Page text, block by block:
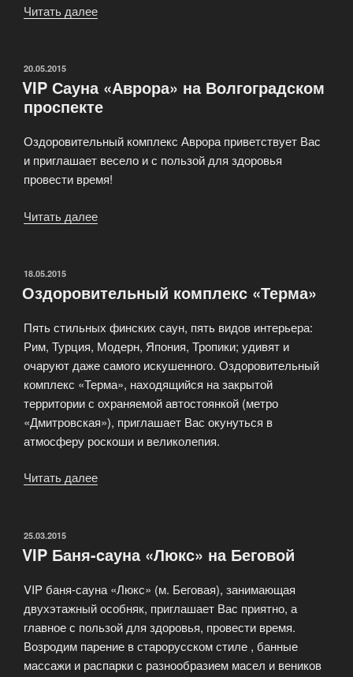
Читать далее
ОПУБЛИКОВАНО
20.05.2015
VIP Сауна «Аврора» на Волгоградском
проспекте
Оздоровительный комплекс Аврора приветствует Вас
и приглашает весело и с пользой для здоровья
провести время!
Читать далее
Волгоградском
ОПУБЛИКОВАНО
18.05.2015
Оздоровительный комплекс «Терма»
Пять стильных финских саун, пять видов интерьера:
Рим, Турция, Модерн, Япония, Тропики; удивят и
очаруют даже самого искушенного. Оздоровительный
комплекс «Терма», находящийся на закрытой
территории с охраняемой автостоянкой (метро
«Дмитровская»), приглашает Вас окунуться в
атмосферу роскоши и великолепия.
Читать далее
ОПУБЛИКОВАНО
25.03.2015
VIP Баня-cауна «Люкс» на Беговой
VIP баня-сауна «Люкс» (м. Беговая), занимающая
двухэтажный особняк, приглашает Вас приятно, а
главное с пользой для здоровья, провести время.
Возродим парение в старорусском стиле , банные
массажи и распарки с разнообразием масел и веников